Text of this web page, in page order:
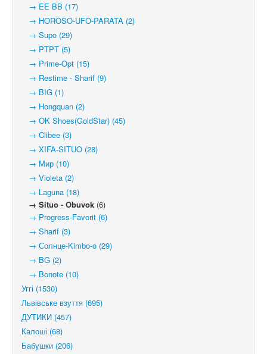
→ EE BB (17)
→ HOROSO-UFO-PARATA (2)
→ Supo (29)
→ PTPT (5)
→ Prime-Opt (15)
→ Restime - Sharif (9)
→ BIG (1)
→ Hongquan (2)
→ OK Shoes(GoldStar) (45)
→ Clibee (3)
→ XIFA-SITUO (28)
→ Мир (10)
→ Violeta (2)
→ Laguna (18)
→ Situo - Obuvok (6)
→ Progress-Favorit (6)
→ Sharif (3)
→ Солнце-Kimbo-o (29)
→ BG (2)
→ Bonote (10)
Уггі (1530)
Львівське взуття (695)
ДУТИКИ (457)
Калоші (68)
Бабушки (206)